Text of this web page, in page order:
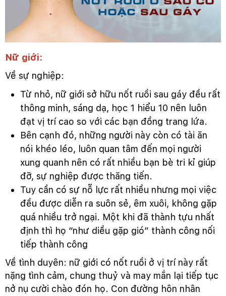
Nữ giới:
Về sự nghiệp:
Từ nhỏ, nữ giới sở hữu nốt ruồi sau gáy đều rất
thông minh, sáng dạ, học 1 hiểu 10 nên luôn
đạt vị trí cao so với các bạn đồng trang lứa.
Bên cạnh đó, những người này còn có tài ăn
nói khéo léo, luôn quan tâm đến mọi người
xung quanh nên có rất nhiều bạn bè tri kỉ giúp
đỡ, sự nghiệp được thăng tiến.
Tuy cần có sự nỗ lực rất nhiều nhưng mọi việc
đều được diễn ra suôn sẻ, êm xuôi, không gặp
quá nhiều trở ngại. Một khi đã thành tựu nhất
định thì họ “như diều gặp gió” thành công nối
tiếp thành công
Về tình duyên: nữ giới có nốt ruồi ở vị trí này rất
nặng tình cảm, chung thuỷ và may mắn lại tiếp tục
nở nụ cười chào đón họ. Con đường hôn nhân